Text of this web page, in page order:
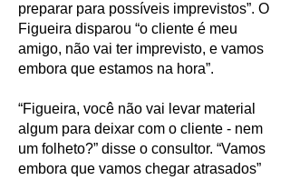
preparar para possíveis imprevistos”. O
Figueira disparou “o cliente é meu
amigo, não vai ter imprevisto, e vamos
embora que estamos na hora”.
“Figueira, você não vai levar material
algum para deixar com o cliente - nem
um folheto?” disse o consultor. “Vamos
embora que vamos chegar atrasados”